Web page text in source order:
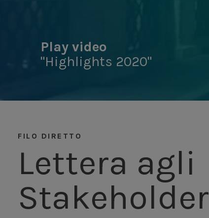
Play video
"Highlights 2020"
FILO DIRETTO
Lettera agli
Stakeholder